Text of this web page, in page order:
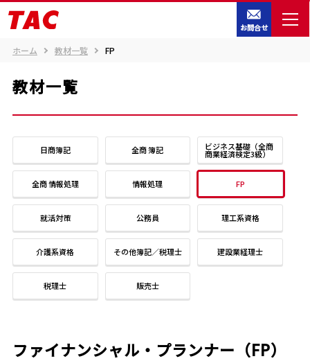
お問合せ
ホーム 教材一覧 FP
教材一覧
日商簿記 全商 簿記 ビジネス基礎（全商
商業経済検定3級）
全商 情報処理 情報処理 FP
就活対策 公務員 理工系資格
介護系資格 その他簿記／税理士 建設業経理士
税理士 販売士
ファイナンシャル・プランナー（FP）